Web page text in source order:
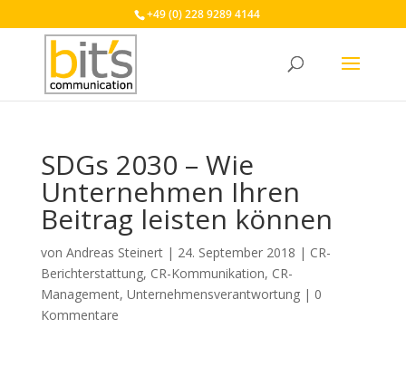
+49 (0) 228 9289 4144
SDGs 2030 – Wie
Unternehmen Ihren
Beitrag leisten können
von Andreas Steinert| 24. September 2018 | CR-
Berichterstattung, CR-Kommunikation, CR-
Management, Unternehmensverantwortung| 0
Kommentare